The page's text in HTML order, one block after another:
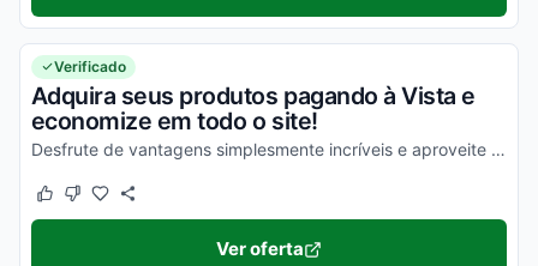
Verificado
Adquira seus produtos pagando à Vista e
economize em todo o site!
Desfrute de vantagens simplesmente incríveis e aproveite para economizar!
Este cupom funcionou
Este cupom não funcionou
Ver oferta